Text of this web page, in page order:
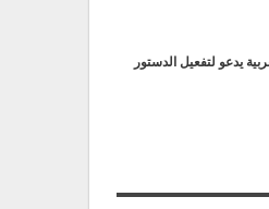
يدعو لتفعيل الدستور